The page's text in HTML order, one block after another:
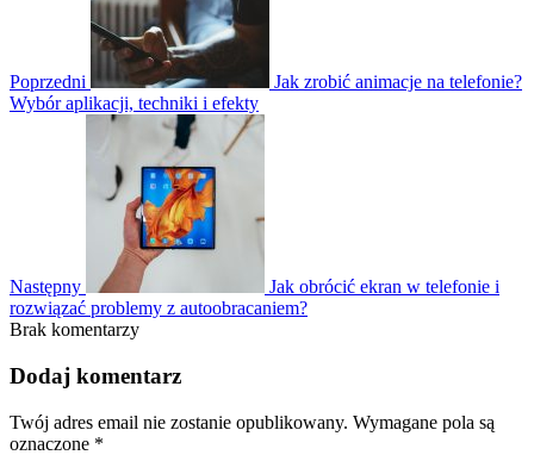
Poprzedni
Jak zrobić animacje na telefonie?
Wybór aplikacji, techniki i efekty
Następny
Jak obrócić ekran w telefonie i
rozwiązać problemy z autoobracaniem?
Brak komentarzy
Dodaj komentarz
Twój adres email nie zostanie opublikowany. Wymagane pola są
oznaczone *